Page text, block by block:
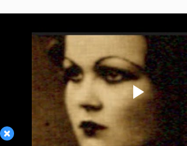
×
Play